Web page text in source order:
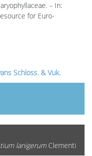
– In:
for Euro-
Schloss. & Vuk.
lanigerumClementi